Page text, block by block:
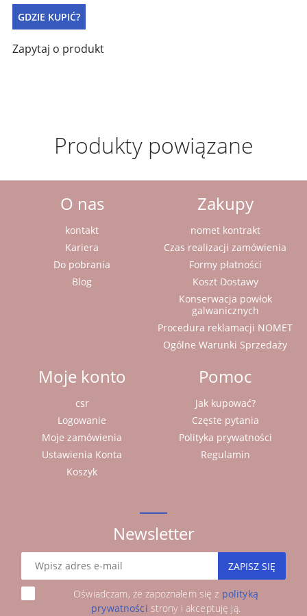
GDZIE KUPIĆ?
Zapytaj o produkt
Produkty powiązane
O nas
kontakt
Kariera
Do pobrania
Blog
Zakupy
nomet kontrakt
Czas realizacji zamówienia
Formy płatności
Koszt Dostawy
Konserwacja powłok
galwanicznych
Procedura reklamacji NOMET
Ogólne Warunki Sprzedaży
Moje konto
csr
Logowanie
Moje zamówienia
Ustawienia Konta
Koszyk
Pomoc
Jak kupować?
Częste pytania
Polityka prywatności
Regulamin
Newsletter
ZAPISZ SIĘ
Oświadczam, że zapoznałem się z polityką
prywatności strony i akceptuję ją.